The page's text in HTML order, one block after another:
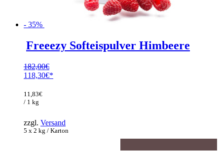
- 35%
Freeezy Softeispulver Himbeere
182,00€
Ursprünglicher
war:
182,00€
118,30€
Preis
ist:
5 x 2 kg / Karton
11,83€
/ 1 kg
zzgl. Versand